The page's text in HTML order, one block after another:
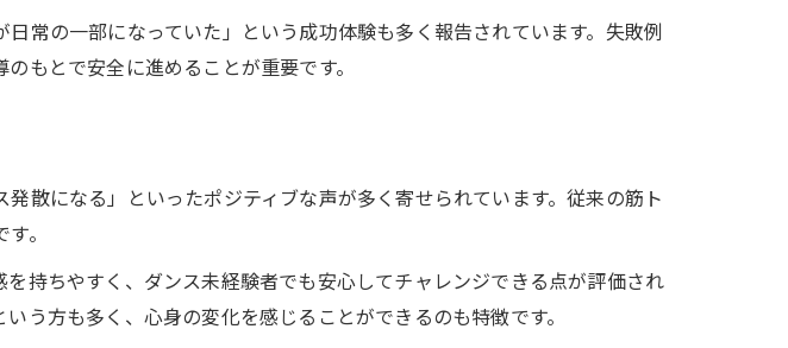
ソナルジムのダンス活用法
者向けダンスレッスン
するダンス習慣の作り方
験で楽しくダイエット開始
常の一部になっていた」という成功体験も多く報告されています。失敗例
もとで安全に進めることが重要です。
散になる」といったポジティブな声が多く寄せられています。従来の筋ト
。
持ちやすく、ダンス未経験者でも安心してチャレンジできる点が評価され
う方も多く、心身の変化を感じることができるのも特徴です。